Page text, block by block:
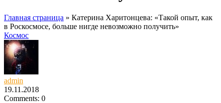
Главная страница » Катерина Харитонцева: «Такой опыт, как
в Роскосмосе, больше нигде невозможно получить»
Космос
admin
19.11.2018
Comments: 0